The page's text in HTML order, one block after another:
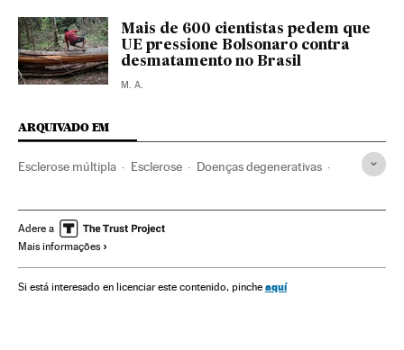
Mais de 600 cientistas pedem que
UE pressione Bolsonaro contra
desmatamento no Brasil
M. A.
ARQUIVADO EM
Esclerose múltipla Esclerose Doenças degenerativas
Doenças Europa Leste
Previdência Genética
Ciências naturais Ciência
Adere a
Mais informações
Si está interesado en licenciar este contenido, pinche aquí